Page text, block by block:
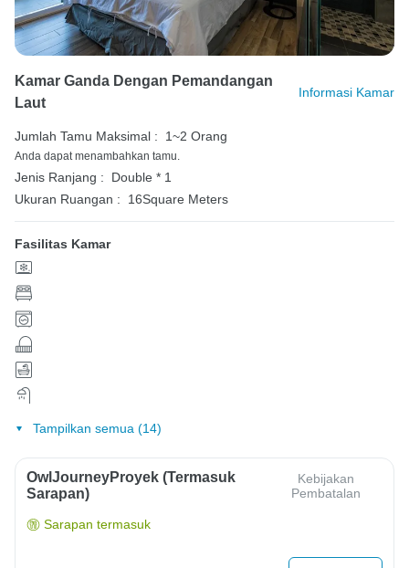
Kamar Ganda Dengan Pemandangan
Laut
Informasi Kamar
Jumlah Tamu Maksimal : 1~2 Orang
Anda dapat menambahkan tamu.
Jenis Ranjang :
Double * 1
Ukuran Ruangan :
16Square Meters
Fasilitas Kamar
Tampilkan semua (14)
OwlJourneyProyek (Termasuk
Sarapan)
Kebijakan
Pembatalan
Sarapan termasuk